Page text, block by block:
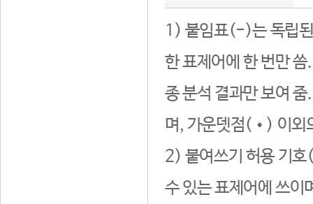
1) 붙임표(-)는 독립된
한 표제어에 한 번만
종 분석 결과만 보여
며, 가운뎃점(•) 이외
2) 붙여쓰기 허용 기호
수 있는 표제어에 쓰이